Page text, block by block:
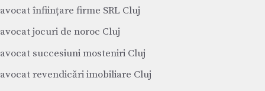
avocat înființare firme SRL Cluj
avocat jocuri de noroc Cluj
avocat succesiuni mosteniri Cluj
avocat revendicări imobiliare Cluj